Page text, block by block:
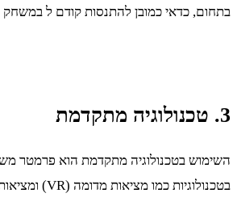
בתחום, כדאי כמובן להתנסות קודם ל
3. טכנולוגיה מתקדמת
השימוש בטכנולוגיה מתקדמת הוא פרמטר
בטכנולוגיות כמו מציאות מדומה (VR) ומציאות רבודה (AR) מאפשר לשחקנים לחוות חוויית משחק מרתקת ואינטראקטיבית יותר, מה שמגדיל את שביעות רצונם ומשאיר אותם נאמנים לאתר.